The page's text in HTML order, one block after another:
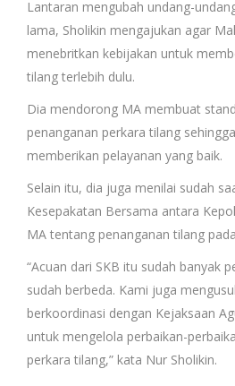
Lantaran mengubah undang-
lama, Sholikin mengajukan agar
menebritkan kebijakan untuk
tilang terlebih dulu.
Dia mendorong MA membuat
penanganan perkara tilang
memberikan pelayanan yang baik.
Selain itu, dia juga menilai sudah
Kesepakatan Bersama antara
MA tentang penanganan tilang
“Acuan dari SKB itu sudah banyak
sudah berbeda. Kami juga
berkoordinasi dengan Kejaksaan
untuk mengelola perbaikan-
perkara tilang,” kata Nur Sholikin.